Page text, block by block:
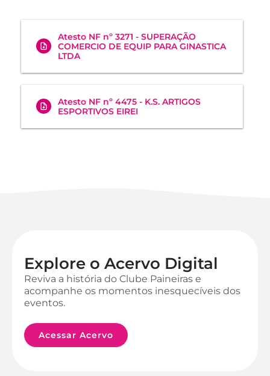
Atesto NF nº 3271 - SUPERAÇÃO
COMERCIO DE EQUIP PARA GINASTICA
LTDA
Atesto NF nº 4475 - K.S. ARTIGOS
ESPORTIVOS EIREI
Explore o Acervo Digital
Reviva a história do Clube Paineiras e
acompanhe os momentos inesquecíveis dos
eventos.
Acessar Acervo